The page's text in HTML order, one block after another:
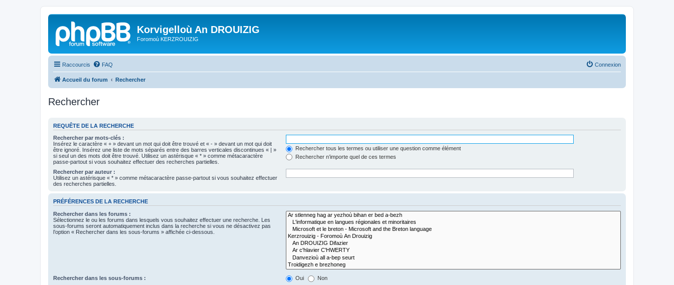
Korvigelloù An DROUIZIG
Foromoù KERZROUIZIG
Raccourcis FAQ Connexion
Accueil du forum Rechercher
Rechercher
REQUÊTE DE LA RECHERCHE
Rechercher par mots-clés :
Insérez le caractère « + » devant un mot qui doit être trouvé et « - » devant un mot qui doit
être ignoré. Insérez une liste de mots séparés entre des barres verticales discontinues « | »
si seul un des mots doit être trouvé. Utilisez un astérisque « * » comme métacaractère
passe-partout si vous souhaitez effectuer des recherches partielles.
Rechercher tous les termes ou utiliser une question comme élément
Rechercher n’importe quel de ces termes
Rechercher par auteur :
Utilisez un astérisque « * » comme métacaractère passe-partout si vous souhaitez effectuer
des recherches partielles.
PRÉFÉRENCES DE LA RECHERCHE
Rechercher dans les forums :
Sélectionnez le ou les forums dans lesquels vous souhaitez effectuer une recherche. Les
sous-forums seront automatiquement inclus dans la recherche si vous ne désactivez pas
l’option « Rechercher dans les sous-forums » affichée ci-dessous.
Rechercher dans les sous-forums : Oui Non